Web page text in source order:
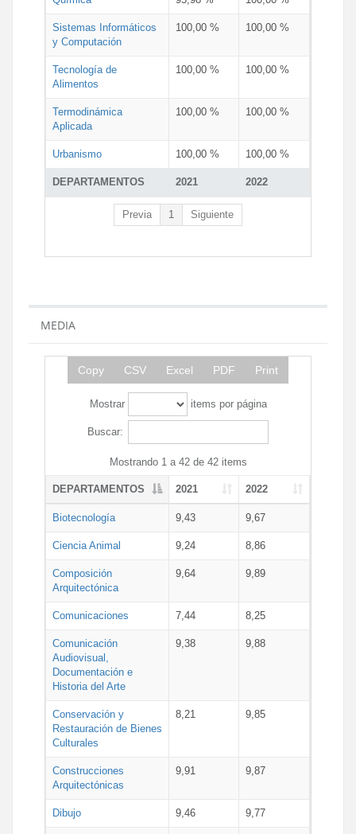
DEPARTAMENTOS 2021 2022
Sistemas Informáticos
y Computación
100,00 % 100,00 %
Tecnología de
Alimentos
100,00 % 100,00 %
Termodinámica
Aplicada
100,00 % 100,00 %
Urbanismo 100,00 % 100,00 %
Previa 1 Siguiente
MEDIA
Copy CSV Excel PDF Print
Mostrar items por página
Buscar:
Mostrando 1 a 42 de 42 items
DEPARTAMENTOS 2021 2022
Biotecnología 9,43 9,67
Ciencia Animal 9,24 8,86
Composición
Arquitectónica
9,64 9,89
Comunicaciones 7,44 8,25
Comunicación
Audiovisual,
Documentación e
Historia del Arte
9,38 9,88
Conservación y
Restauración de Bienes
Culturales
8,21 9,85
Construcciones
Arquitectónicas
9,91 9,87
Dibujo 9,46 9,77